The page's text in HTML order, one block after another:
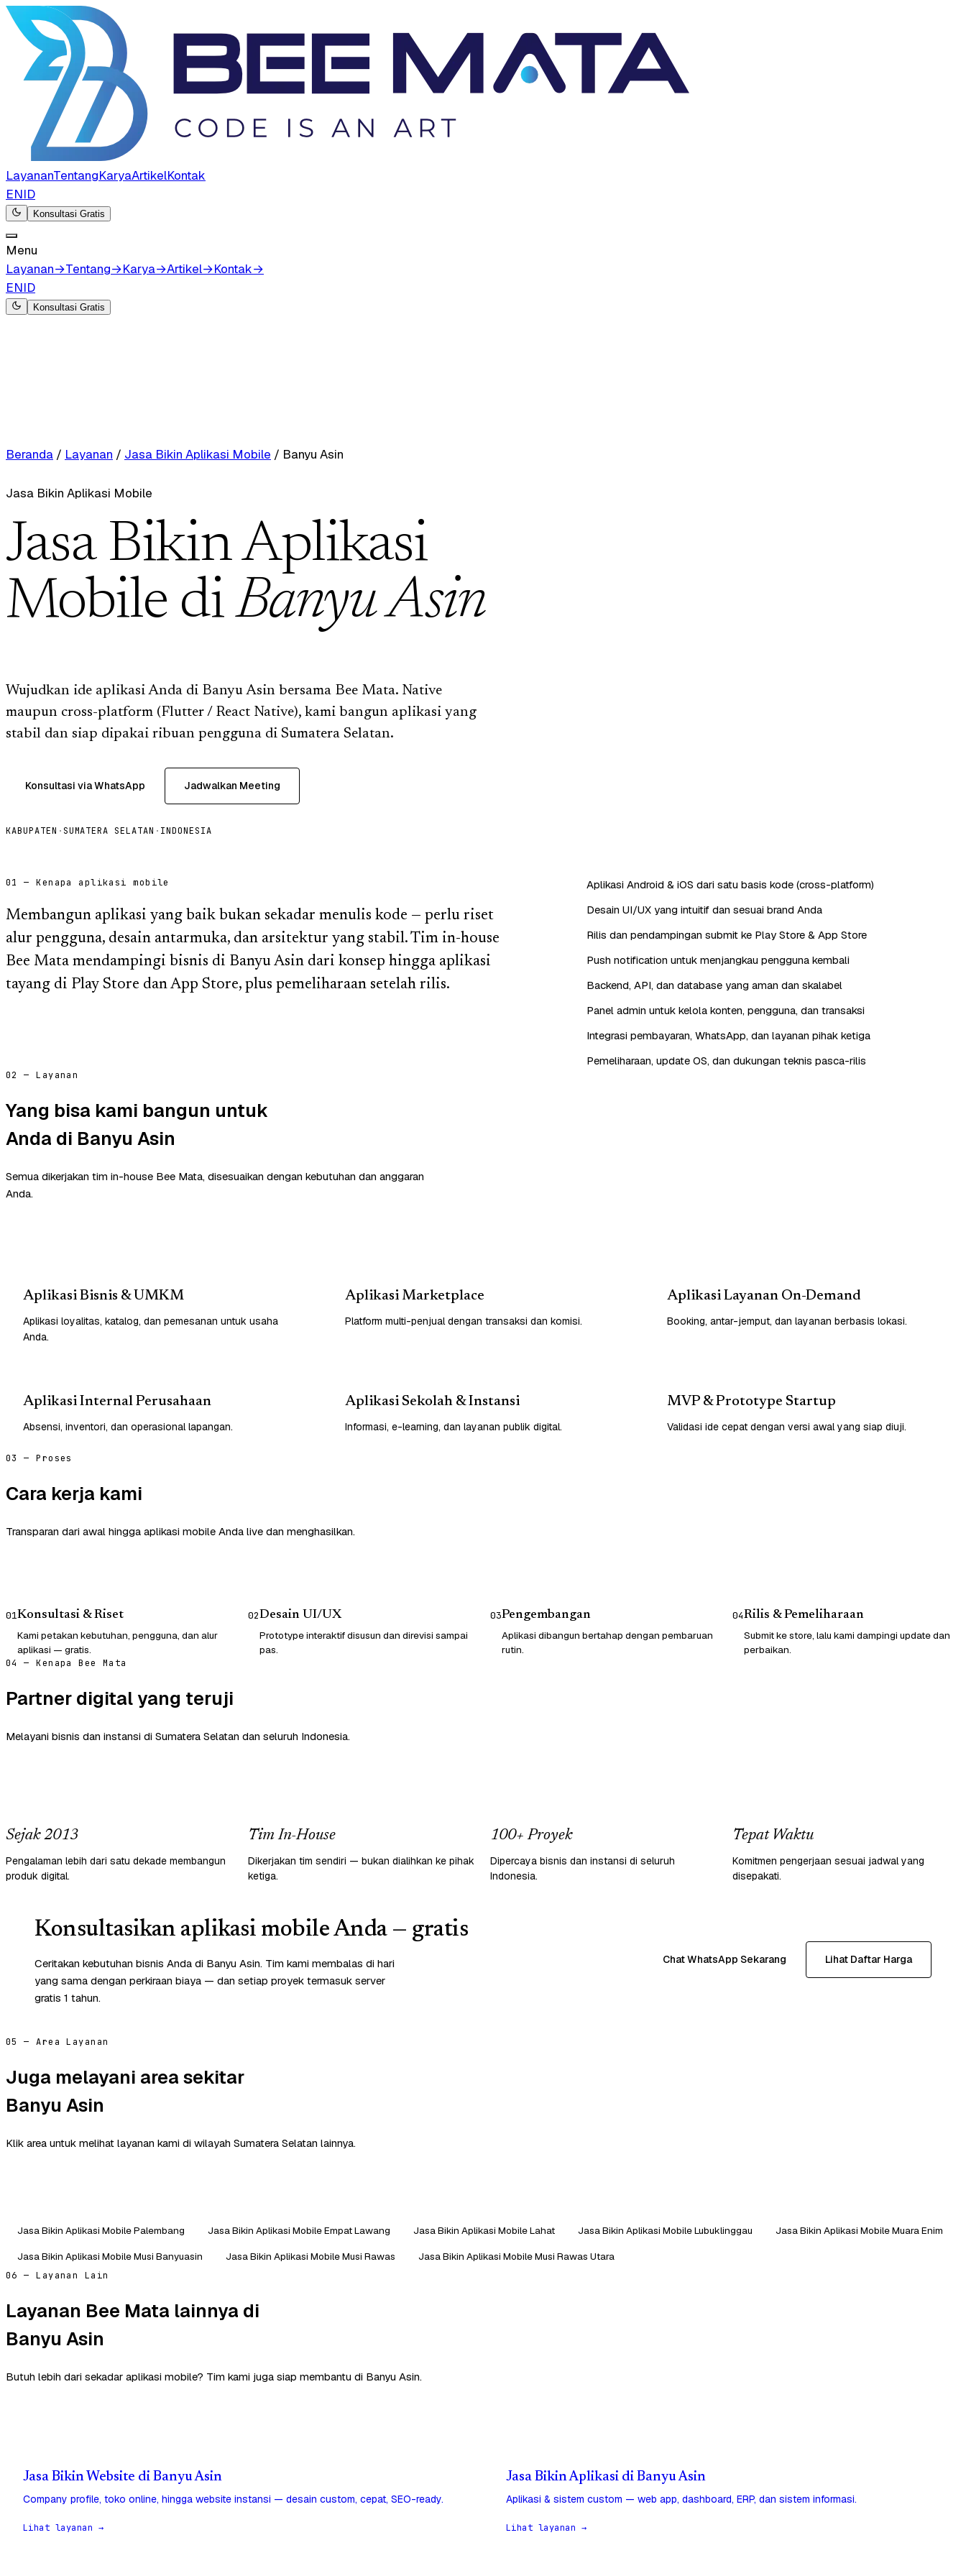
LayananTentangKaryaArtikelKontak
ENID
Konsultasi Gratis
Menu
Layanan→Tentang→Karya→Artikel→Kontak→
ENID
Konsultasi Gratis
Beranda / Layanan / Jasa Bikin Aplikasi Mobile / Banyu Asin
Jasa Bikin Aplikasi Mobile
Jasa Bikin Aplikasi
Mobile diBanyu Asin
Wujudkan ide aplikasi Anda di Banyu Asin bersama Bee Mata. Native
maupun cross-platform (Flutter / React Native), kami bangun aplikasi yang
stabil dan siap dipakai ribuan pengguna di Sumatera Selatan.
Konsultasi via WhatsApp Jadwalkan Meeting
KABUPATEN · SUMATERA SELATAN · INDONESIA
01 — Kenapa aplikasi mobile
Membangun aplikasi yang baik bukan sekadar menulis kode — perlu riset
alur pengguna, desain antarmuka, dan arsitektur yang stabil. Tim in-house
Bee Mata mendampingi bisnis di Banyu Asin dari konsep hingga aplikasi
tayang di Play Store dan App Store, plus pemeliharaan setelah rilis.
Aplikasi Android & iOS dari satu basis kode (cross-platform)
Desain UI/UX yang intuitif dan sesuai brand Anda
Rilis dan pendampingan submit ke Play Store & App Store
Push notification untuk menjangkau pengguna kembali
Backend, API, dan database yang aman dan skalabel
Panel admin untuk kelola konten, pengguna, dan transaksi
Integrasi pembayaran, WhatsApp, dan layanan pihak ketiga
Pemeliharaan, update OS, dan dukungan teknis pasca-rilis
02 — Layanan
Yang bisa kami bangun untuk
Anda di Banyu Asin
Semua dikerjakan tim in-house Bee Mata, disesuaikan dengan kebutuhan dan anggaran
Anda.
Aplikasi Bisnis & UMKM
Aplikasi loyalitas, katalog, dan pemesanan untuk usaha
Anda.
Aplikasi Marketplace
Platform multi-penjual dengan transaksi dan komisi.
Aplikasi Layanan On-Demand
Booking, antar-jemput, dan layanan berbasis lokasi.
Aplikasi Internal Perusahaan
Absensi, inventori, dan operasional lapangan.
Aplikasi Sekolah & Instansi
Informasi, e-learning, dan layanan publik digital.
MVP & Prototype Startup
Validasi ide cepat dengan versi awal yang siap diuji.
03 — Proses
Cara kerja kami
Transparan dari awal hingga aplikasi mobile Anda live dan menghasilkan.
01Konsultasi & Riset
Kami petakan kebutuhan, pengguna, dan alur
aplikasi — gratis.
02Desain UI/UX
Prototype interaktif disusun dan direvisi sampai
pas.
03Pengembangan
Aplikasi dibangun bertahap dengan pembaruan
rutin.
04Rilis & Pemeliharaan
Submit ke store, lalu kami dampingi update dan
perbaikan.
04 — Kenapa Bee Mata
Partner digital yang teruji
Melayani bisnis dan instansi di Sumatera Selatan dan seluruh Indonesia.
Sejak 2013
Pengalaman lebih dari satu dekade membangun
produk digital.
Tim In-House
Dikerjakan tim sendiri — bukan dialihkan ke pihak
ketiga.
100+ Proyek
Dipercaya bisnis dan instansi di seluruh
Indonesia.
Tepat Waktu
Komitmen pengerjaan sesuai jadwal yang
disepakati.
Konsultasikan aplikasi mobile Anda — gratis
Ceritakan kebutuhan bisnis Anda di Banyu Asin. Tim kami membalas di hari
yang sama dengan perkiraan biaya — dan setiap proyek termasuk server
gratis 1 tahun.
Chat WhatsApp Sekarang Lihat Daftar Harga
05 — Area Layanan
Juga melayani area sekitar
Banyu Asin
Klik area untuk melihat layanan kami di wilayah Sumatera Selatan lainnya.
Jasa Bikin Aplikasi Mobile Palembang Jasa Bikin Aplikasi Mobile Empat Lawang Jasa Bikin Aplikasi Mobile Lahat Jasa Bikin Aplikasi Mobile Lubuklinggau
Jasa Bikin Aplikasi Mobile Muara Enim
Jasa Bikin Aplikasi Mobile Musi Banyuasin
Jasa Bikin Aplikasi Mobile Musi Rawas Jasa Bikin Aplikasi Mobile Musi Rawas Utara
06 — Layanan Lain
Layanan Bee Mata lainnya di
Banyu Asin
Butuh lebih dari sekadar aplikasi mobile? Tim kami juga siap membantu di Banyu Asin.
Jasa Bikin Website di Banyu Asin
Company profile, toko online, hingga website instansi — desain custom, cepat, SEO-ready.
Lihat layanan →
Jasa Bikin Aplikasi di Banyu Asin
Aplikasi & sistem custom — web app, dashboard, ERP, dan sistem informasi.
Lihat layanan →